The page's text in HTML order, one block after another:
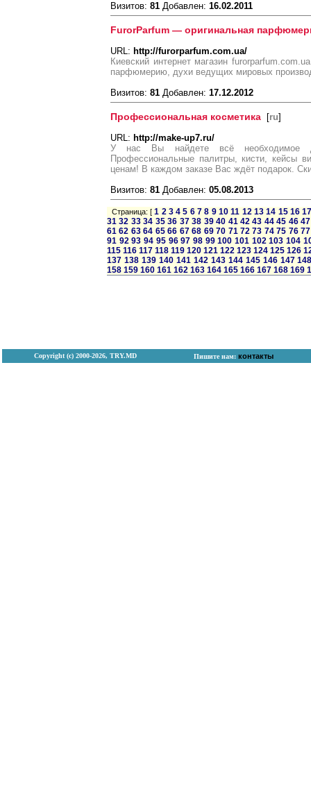
Визитов: 81 Добавлен: 16.02.2011
FurorParfum — оригинальная
URL: http://furorparfum.com.ua/
Киевский интернет магазин
парфюмерию, духи ведущих мировых
Визитов: 81 Добавлен: 17.12.2012
Профессиональная косметика [ru]
URL: http://make-up7.ru/
У нас Вы найдете всё необходимое
Профессиональные палитры, кисти, кейсы
ценам! В каждом заказе Вас ждёт подарок.
Визитов: 81 Добавлен: 05.08.2013
Страница: [1 2 3 4 5 6 7 8 9 10 11 12 13 14 15 16
31 32 33 34 35 36 37 38 39 40 41 42 43 44 45 46 47
61 62 63 64 65 66 67 68 69 70 71 72 73 74 75 76 77
91 92 93 94 95 96 97 98 99 100 101 102 103 104
115 116 117 118 119 120 121 122 123 124 125 126
137 138 139 140 141 142 143 144 145 146 147
158 159 160 161 162 163 164 165 166 167 168 169
Copyright (с) 2000-2026, TRY.MD Пишите нам: контакты